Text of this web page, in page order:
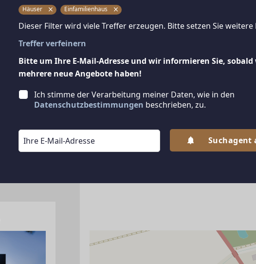
Verwirklichen Sie hier ihre Wohnträume.
Dieses schöne Haus versprüht sehr viel
Sehr gepflegt und liebevoll gestaltet lässt
Aufteilung EG
Windfang, Diele, großer Koch - Ess -
2 Schlafräume, Badezimmer und Toilette
Schlafraum, Wohnzimmer, Diele, Sauna,
Es handelt sich um ein Grundstück in einem
Häuser Einfamilienhaus
Dieser Filter wird viele Treffer erzeugen. Bitte setzen Sie weitere
Treffer verfeinern
Bitte um Ihre E-Mail-Adresse und wir informieren Sie,
mehrere neue Angebote haben!
Ich stimme der Verarbeitung meiner Daten, wie in den
Datenschutzbestimmungen beschrieben, zu.
Suchagent